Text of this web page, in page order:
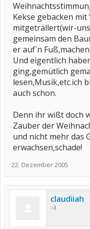
Kekse gebacken
mitgeträllert(wir-
gemeinsam den
er auf`n
Und eigentlich
ging,gemütlich
lesen,Musik,etc.ich
auch schon.
Denn ihr wißt doch
Zauber der
und nicht mehr das
erwachsen,schade!
22. Dezember 2005
claudiiah
:-)